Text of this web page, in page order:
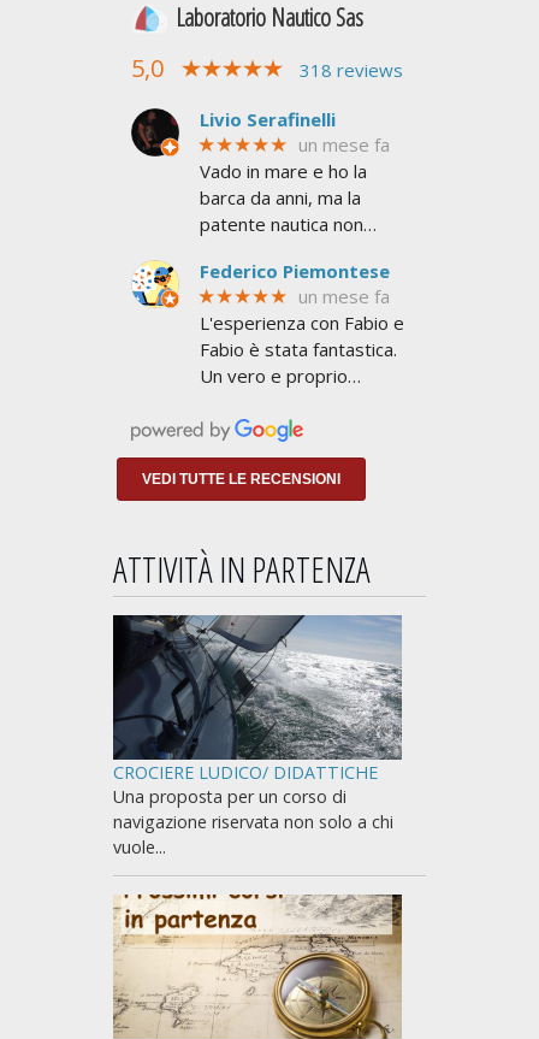
Laboratorio Nautico Sas
5,0
318 reviews
Livio Serafinelli
★★★★★ un mese fa
Vado in mare e ho la
barca da anni, ma la
patente nautica non
serviva per superare le
6 miglia dalla costa e non
avere limiti
Federico Piemontese
★★★★★ un mese fa
L'esperienza con Fabio e
Fabio è stata fantastica.
Un vero e proprio
NAVIGARE non a
insegnarti lo stretto
indispensabile per
prendere
VEDI TUTTE LE RECENSIONI
ATTIVITÀ IN PARTENZA
CROCIERE LUDICO/ DIDATTICHE
Una proposta per un corso di
navigazione riservata non solo a chi
vuole...